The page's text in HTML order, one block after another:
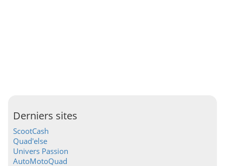
Derniers sites
ScootCash
Quad'else
Univers Passion
AutoMotoQuad